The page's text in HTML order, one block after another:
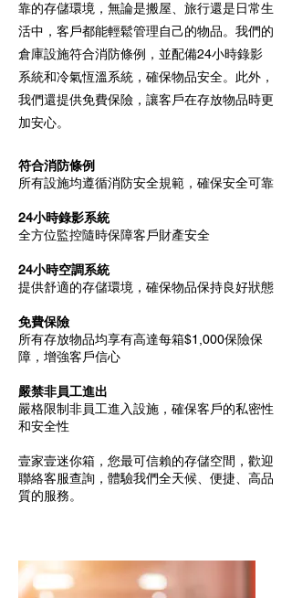
靠的存儲環境，無論是搬屋、旅行還是日常生
活中，客戶都能輕鬆管理自己的物品。我們的
倉庫設施符合消防條例，並配備24小時錄影
系統和冷氣恆溫系統，確保物品安全。此外，
我們還提供免費保險，讓客戶在存放物品時更
加安心。
符合消防條例
所有設施均遵循消防安全規範，確保安全可靠
24小時錄影系統
全方位監控隨時保障客戶財產安全
24小時空調系統
提供舒適的存儲環境，確保物品保持良好狀態
免費保險
所有存放物品均享有高達每箱$1,000保險保
障，增強客戶信心
嚴禁非員工進出
嚴格限制非員工進入設施，確保客戶的私密性
和安全性
壹家壹迷你箱，您最可信賴的存儲空間，歡迎
聯絡客服查詢，體驗我們全天候、便捷、高品
質的服務。